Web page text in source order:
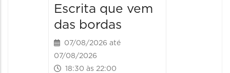
Escrita que vem
das bordas
07/08/2026 até
07/08/2026
18:30 às 22:00